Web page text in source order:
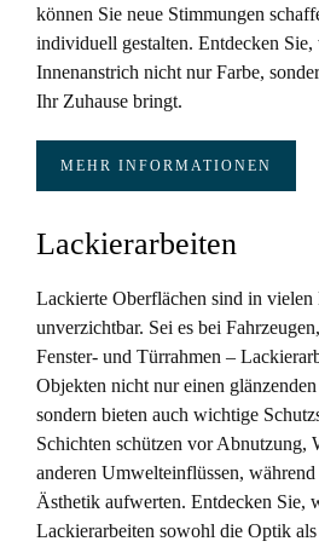
können Sie neue Stimmungen
individuell gestalten. Entdecken
Innenanstrich nicht nur Farbe,
Ihr Zuhause bringt.
MEHR INFORMATIONEN
Lackierarbeiten
Lackierte Oberflächen sind in vielen
unverzichtbar. Sei es bei
Fenster- und Türrahmen –
Objekten nicht nur einen
sondern bieten auch wichtige
Schichten schützen vor Abnutzung,
anderen Umwelteinflüssen,
Ästhetik aufwerten. Entdecken Sie,
Lackierarbeiten sowohl die Optik